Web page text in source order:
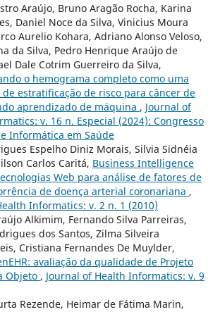
Araújo, Bruno Aragão Rocha, Karina
Daniel Noce da Silva, Vinicius Moura
Aurelio Kohara, Adriano Alonso Veloso,
da Silva, Pedro Henrique Araújo de
Dale Cotrim Guerreiro da Silva,
o hemograma completo como uma
estratificação de risco para câncer de
aprendizado de máquina , Journal of
v. 16 n. Especial (2024): Congresso
Informática em Saúde
Espelho Diniz Morais, Silvia Sidnéia
Carlos Caritá, Business Intelligence
Web para análise de fatores de
de doença arterial coronariana ,
Informatics: v. 2 n. 1 (2010)
Alkimim, Fernando Silva Parreiras,
dos Santos, Zilma Silveira
Cristiana Fernandes De Muylder,
avaliação da qualidade de Projeto
Objeto , Journal of Health Informatics: v. 9
Rezende, Heimar de Fátima Marin,